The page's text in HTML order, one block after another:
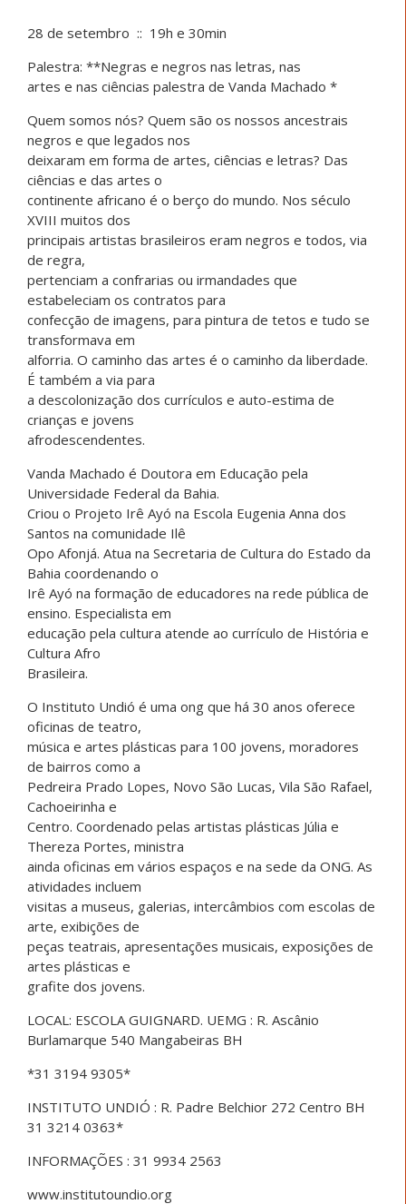
28 de setembro :: 19h e 30min
Palestra: **Negras e negros nas letras, nas
artes e nas ciências palestra de Vanda Machado *
Quem somos nós? Quem são os nossos ancestrais
negros e que legados nos
deixaram em forma de artes, ciências e letras? Das
ciências e das artes o
continente africano é o berço do mundo. Nos século
XVIII muitos dos
principais artistas brasileiros eram negros e todos, via
de regra,
pertenciam a confrarias ou irmandades que
estabeleciam os contratos para
confecção de imagens, para pintura de tetos e tudo se
transformava em
alforria. O caminho das artes é o caminho da liberdade.
É também a via para
a descolonização dos currículos e auto-estima de
crianças e jovens
afrodescendentes.
Vanda Machado é Doutora em Educação pela
Universidade Federal da Bahia.
Criou o Projeto Irê Ayó na Escola Eugenia Anna dos
Santos na comunidade Ilê
Opo Afonjá. Atua na Secretaria de Cultura do Estado da
Bahia coordenando o
Irê Ayó na formação de educadores na rede pública de
ensino. Especialista em
educação pela cultura atende ao currículo de História e
Cultura Afro
Brasileira.
O Instituto Undió é uma ong que há 30 anos oferece
oficinas de teatro,
música e artes plásticas para 100 jovens, moradores
de bairros como a
Pedreira Prado Lopes, Novo São Lucas, Vila São Rafael,
Cachoeirinha e
Centro. Coordenado pelas artistas plásticas Júlia e
Thereza Portes, ministra
ainda oficinas em vários espaços e na sede da ONG. As
atividades incluem
visitas a museus, galerias, intercâmbios com escolas de
arte, exibições de
peças teatrais, apresentações musicais, exposições de
artes plásticas e
grafite dos jovens.
LOCAL: ESCOLA GUIGNARD. UEMG : R. Ascânio
Burlamarque 540 Mangabeiras BH
*31 3194 9305*
INSTITUTO UNDIÓ : R. Padre Belchior 272 Centro BH
31 3214 0363*
INFORMAÇÕES : 31 9934 2563
www.institutoundio.org